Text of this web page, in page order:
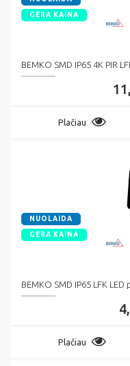
GERA KAINA
BEMKO SMD IP65 4K PIR
Plačiau
NUOLAIDA
GERA KAINA
BEMKO SMD IP65 LFK
Plačiau